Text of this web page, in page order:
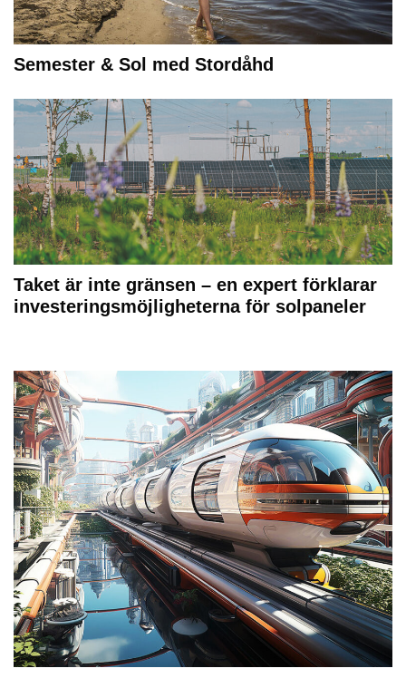
Semester & Sol med Stordåhd
Taket är inte gränsen – en expert förklarar
investeringsmöjligheterna för solpaneler